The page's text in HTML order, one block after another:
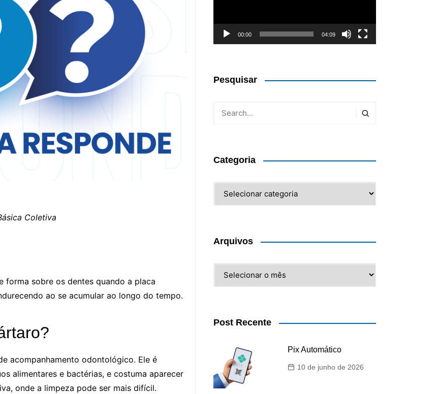
Coletiva
forma sobre os dentes quando a placa
ao se acumular ao longo do tempo.
acompanhamento odontológico. Ele é
alimentares e bactérias, e costuma aparecer
onde a limpeza pode ser mais difícil.
00:00 04:09
Pesquisar
Categoria
Arquivos
Post Recente
Pix Automático
10 de junho de 2026